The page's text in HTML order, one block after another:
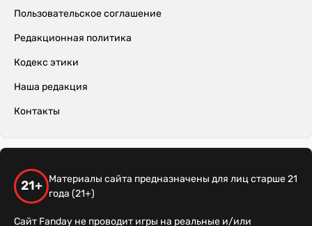
Пользовательское соглашение
Редакционная политика
Кодекс этики
Наша редакция
Контакты
21+
Материалы сайта предназначены для лиц старше 21
года (21+)
Сайт Fanday не проводит игры на реальные и/или